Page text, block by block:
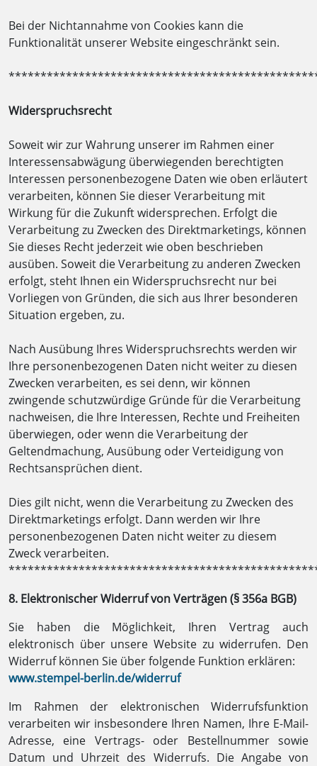
Bei der Nichtannahme von Cookies kann die
Funktionalität unserer Website eingeschränkt sein.
Widerspruchsrecht
Soweit wir zur Wahrung unserer im Rahmen einer
Interessensabwägung überwiegenden berechtigten
Interessen personenbezogene Daten wie oben erläutert
verarbeiten, können Sie dieser Verarbeitung mit
Wirkung für die Zukunft widersprechen. Erfolgt die
Verarbeitung zu Zwecken des Direktmarketings, können
Sie dieses Recht jederzeit wie oben beschrieben
ausüben. Soweit die Verarbeitung zu anderen Zwecken
erfolgt, steht Ihnen ein Widerspruchsrecht nur bei
Vorliegen von Gründen, die sich aus Ihrer besonderen
Situation ergeben, zu.
Nach Ausübung Ihres Widerspruchsrechts werden wir
Ihre personenbezogenen Daten nicht weiter zu diesen
Zwecken verarbeiten, es sei denn, wir können
zwingende schutzwürdige Gründe für die Verarbeitung
nachweisen, die Ihre Interessen, Rechte und Freiheiten
überwiegen, oder wenn die Verarbeitung der
Geltendmachung, Ausübung oder Verteidigung von
Rechtsansprüchen dient.
Dies gilt nicht, wenn die Verarbeitung zu Zwecken des
Direktmarketings erfolgt. Dann werden wir Ihre
personenbezogenen Daten nicht weiter zu diesem
Zweck verarbeiten.
8. Elektronischer Widerruf von Verträgen (§ 356a BGB)
Sie haben die Möglichkeit, Ihren Vertrag auch
elektronisch über unsere Website zu widerrufen. Den
Widerruf können Sie über folgende Funktion erklären:
www.stempel-berlin.de/widerruf
Im Rahmen der elektronischen Widerrufsfunktion
verarbeiten wir insbesondere Ihren Namen, Ihre E-Mail-
Adresse, eine Vertrags- oder Bestellnummer sowie
Datum und Uhrzeit des Widerrufs. Die Angabe von